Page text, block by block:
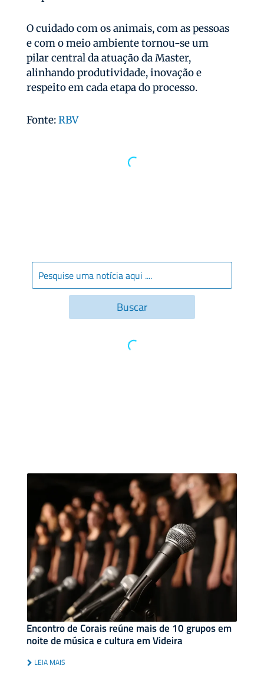
O cuidado com os animais, com as pessoas
e com o meio ambiente tornou-se um
pilar central da atuação da Master,
alinhando produtividade, inovação e
respeito em cada etapa do processo.
Fonte:RBV
Encontro de Corais reúne mais de 10 grupos em
noite de música e cultura em Videira
LEIA MAIS